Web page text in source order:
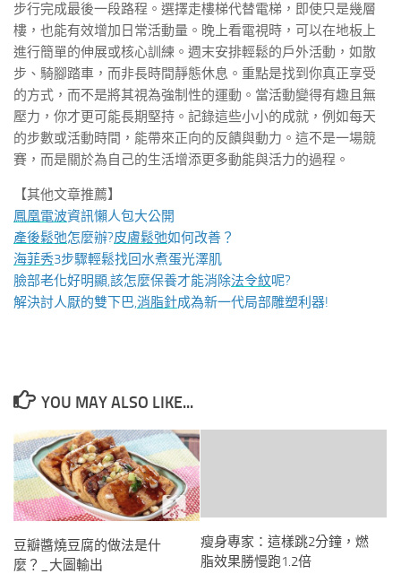
步行完成最後一段路程。選擇走樓梯代替電梯，即使只是幾層
樓，也能有效增加日常活動量。晚上看電視時，可以在地板上
進行簡單的伸展或核心訓練。週末安排輕鬆的戶外活動，如散
步、騎腳踏車，而非長時間靜態休息。重點是找到你真正享受
的方式，而不是將其視為強制性的運動。當活動變得有趣且無
壓力，你才更可能長期堅持。記錄這些小小的成就，例如每天
的步數或活動時間，能帶來正向的反饋與動力。這不是一場競
賽，而是關於為自己的生活增添更多動能與活力的過程。
【其他文章推薦】
鳳凰電波資訊懶人包大公開
產後鬆弛怎麼辦?皮膚鬆弛如何改善？
海菲秀3步驟輕鬆找回水煮蛋光澤肌
臉部老化好明顯,該怎麼保養才能消除法令紋呢?
解決討人厭的雙下巴,消脂針成為新一代局部雕塑利器!
YOU MAY ALSO LIKE...
豆瓣醬燒豆腐的做法是什
麼？_大圖輸出
瘦身專家：這樣跳2分鐘，燃
脂效果勝慢跑1.2倍